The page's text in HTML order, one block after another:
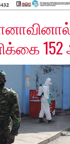
3, 2020
152